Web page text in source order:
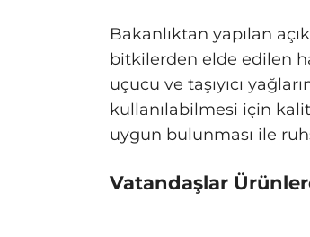
Bakanlıktan yapılan
bitkilerden elde edilen
uçucu ve taşıyıcı
kullanılabilmesi için
uygun bulunması ile
Vatandaşlar